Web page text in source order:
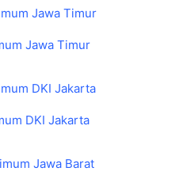
Jawa Timur
DKI Jakarta